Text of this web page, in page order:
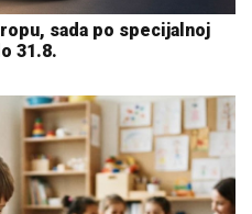
sada po specijalnoj
31.8.